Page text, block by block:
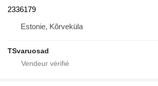
2336179
Estonie, Kõrveküla
TSvaruosad